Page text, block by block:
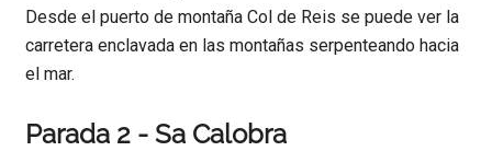
Desde el puerto de montaña Col de Reis se puede ver la
carretera enclavada en las montañas serpenteando hacia
el mar.
Parada 2 - Sa Calobra